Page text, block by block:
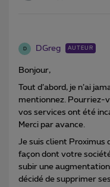
D DGreg AUTEUR
Bonjour,
Tout d’abord, je n’ai
mentionnez. Pourriez-
vos services ont été
Merci par avance.
Je suis client Proximus
façon dont votre
subir une
décidé de supprimer